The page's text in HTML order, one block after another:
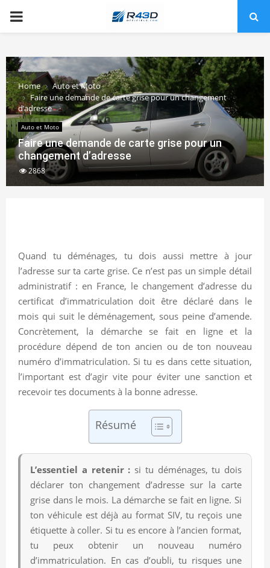
PRIMARY
Home
Auto et Moto
Faire une demande de carte grise pour un changement
d’adresse
Auto et Moto
Faire une demande de carte grise pour un
changement d’adresse
2868
Quand tu déménages, tu dois aussi mettre à jour
l’adresse sur ta carte grise. Ce n’est pas un simple détail
administratif : en France, le changement d’adresse du
certificat d’immatriculation doit être déclaré dans le
mois qui suit le déménagement, sous peine d’amende.
Concrètement, la démarche se fait en ligne et la
procédure dépend de ton ancien ou de ton nouveau
numéro d’immatriculation. Si tu es dans cette situation,
l’important est d’agir vite pour éviter une sanction et
recevoir tes documents à la bonne adresse.
Résumé
L’essentiel a retenir : si tu déménages, tu dois
déclarer ton changement d’adresse sur la carte
grise dans le mois. La démarche se fait en ligne. Si
ton véhicule est déjà au format SIV, tu reçois une
étiquette à coller. Si tu es encore à l’ancien format,
tu peux obtenir un nouveau numéro
d’immatriculation. En cas d’oubli, tu risques une